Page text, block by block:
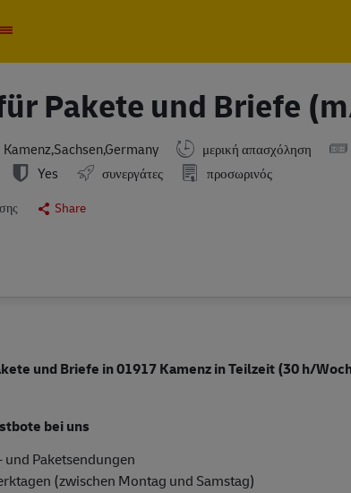
Pakete und Briefe
Kamenz,Sachsen,Germany μερική απασχόληση
Yes συνεργάτες προσωρινός
Share
und Briefe in 01917 Kamenz in Teilzeit (30 h/
bei uns
Paketsendungen
(zwischen Montag und Samstag)